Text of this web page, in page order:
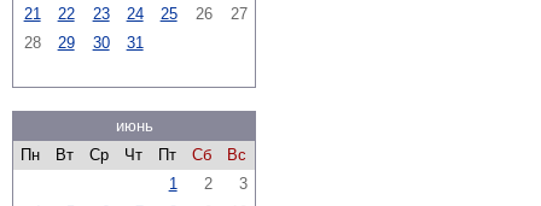
21
22 23 24 25 26
27
28
29 30 31
июнь
Пн
Вт Ср Чт Пт Сб
Вс
1
2
3